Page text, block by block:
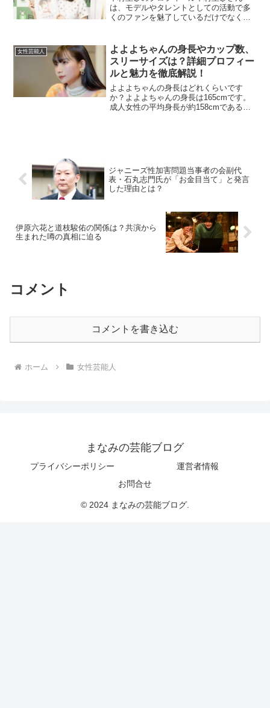
は、モデルやタレントとしての活動で多
くのファンを魅了しているだけでなく、
います。彼女は、独自のファッションセ
ンスと繊細でかわいらしいル...
女性芸能人
よよよちゃんの身長やカップ数、
スリーサイズは？詳細プロフィー
ルと魅力を徹底解説！
よよよちゃんの身長はどれくらいです
か？よよよちゃんの身長は165cmです。
成人女性の平均身長が約158cmである
ジャニーズ性加害問題当事者の会副代
表・石丸志門氏が「お金目当て」と発言
した理由とは？
伊原六花と道枝駿佑の関係は？共演から
生まれた噂の真相に迫る
コメント
コメントを書き込む
ホーム 女性芸能人
まなみの芸能ブログ
プライバシーポリシー
運営者情報
お問合せ
© 2024 まなみの芸能ブログ.